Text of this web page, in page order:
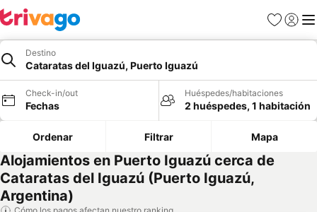
Favoritos
Iniciar
Destino
Cataratas del Iguazú, Puerto Iguazú
Check-in/out
Fechas
Huéspedes/habitaciones
2 huéspedes, 1 habitación
Ordenar Filtrar Mapa
Alojamientos en Puerto Iguazú cerca de
Cataratas del Iguazú (Puerto Iguazú,
Argentina)